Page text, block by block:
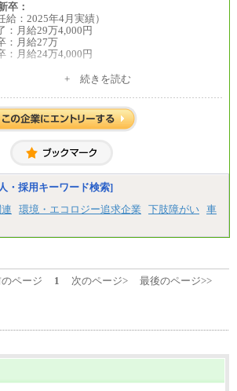
卒：
給：2025年4月実績）
：月給29万4,000円
：月給27万
：月給24万4,000円
250,000円～350,000円
収 420万円～600万円
の処遇（基本給・賞与）は経験・スキルを考
スキルによっては、記載額を超える場合もあ
期間中も給与に変更はございません。
+ 続きを読む
・採用キーワード検索]
環境・エコロジー追求企業 下肢障がい 車
ページ 1 次のページ> 最後のページ>>